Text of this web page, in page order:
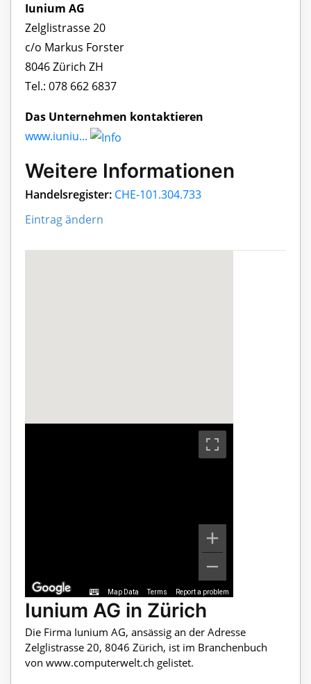
Iunium AG
Zelglistrasse 20
c/o Markus Forster
8046 Zürich ZH
Tel.: 078 662 6837
Das Unternehmen kontaktieren
www.iuniu...
Weitere Informationen
Handelsregister: CHE-101.304.733
Eintrag ändern
Map Data Terms Report a problem
Iunium AG in Zürich
Die Firma Iunium AG, ansässig an der Adresse
Zelglistrasse 20, 8046 Zürich, ist im Branchenbuch
von www.computerwelt.ch gelistet.